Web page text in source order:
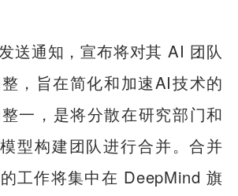
送通知，宣布将对其 AI 团队
，旨在简化和加速AI技术的
一，是将分散在研究部门和
型构建团队进行合并。合并
工作将集中在 DeepMind 旗